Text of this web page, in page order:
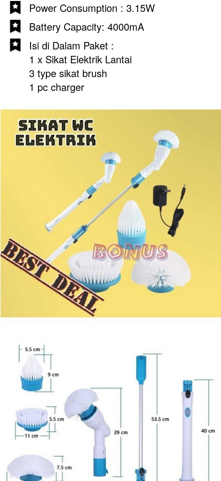
Power Consumption : 3.15W
Battery Capacity: 4000mA
Isi di Dalam Paket :
1 x Sikat Elektrik Lantai
3 type sikat brush
1 pc charger